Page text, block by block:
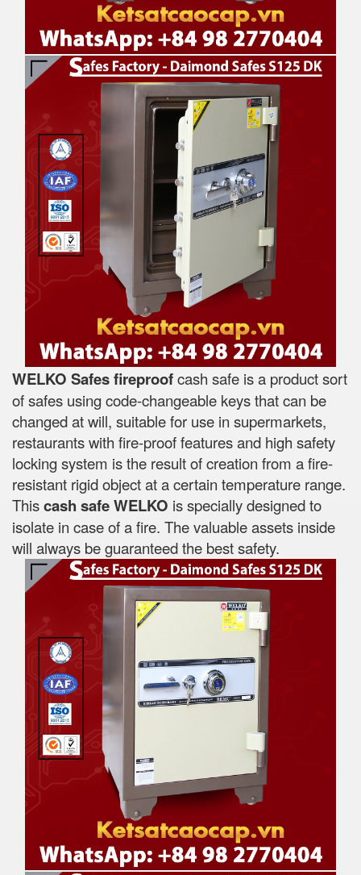
WELKO Safes fireproofcash safe is a product sort
of safes using code-changeable keys that can be
changed at will, suitable for use in supermarkets,
restaurants with fire-proof features and high safety
locking system is the result of creation from a fire-
resistant rigid object at a certain temperature range.
Thiscash safe WELKO is specially designed to
isolate in case of a fire. The valuable assets inside
will always be guaranteed the best safety.